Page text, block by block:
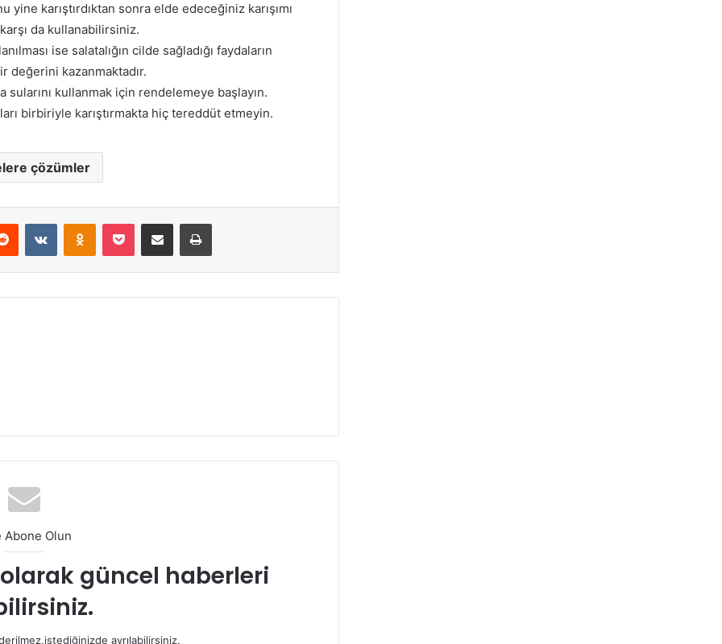
karıştırdıktan sonra elde edeceğiniz karışımı
da kullanabilirsiniz.
ise salatalığın cilde sağladığı faydaların
değerini kazanmaktadır.
kullanmak için rendelemeye başlayın.
birbiriyle karıştırmakta hiç tereddüt etmeyin.
çözümler
Reddit VKontakteOdnoklassniki
Pocket E-Posta ile paylaş Yazdır
Abone Olun
güncel haberleri
ayrılabilirsiniz.